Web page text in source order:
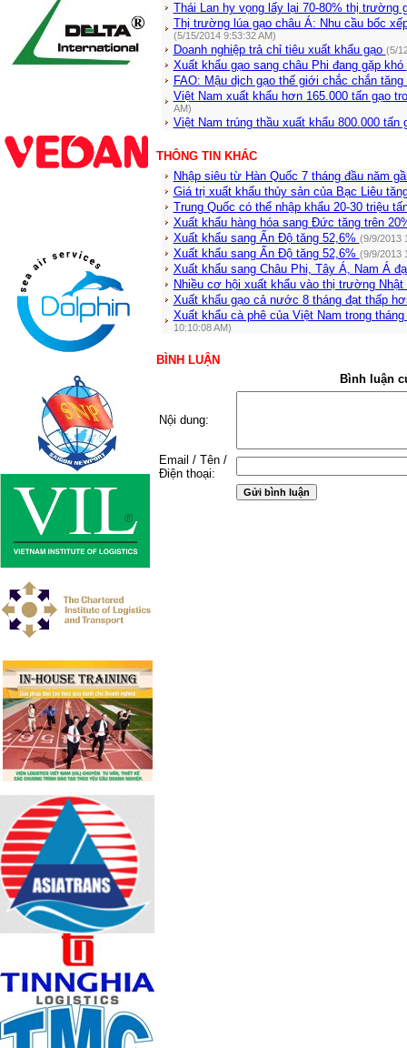
Thái Lan hy vọng lấy lại 70-80% thị trường
Thị trường lúa gạo châu Á: Nhu cầu bốc
(5/15/2014 9:53:32 AM)
Doanh nghiệp trả chỉ tiêu xuất khẩu gạo (5/
Xuất khẩu gạo sang châu Phi đang gặp khó
FAO: Mậu dịch gạo thế giới chắc chắn
Việt Nam xuất khẩu hơn 165.000 tấn gạo
AM)
Việt Nam trúng thầu xuất khẩu 800.000 tấn
THÔNG TIN KHÁC
Nhập siêu từ Hàn Quốc 7 tháng đầu năm
Giá trị xuất khẩu thủy sản của Bạc Liêu
Trung Quốc có thể nhập khẩu 20-30 triệu
Xuất khẩu hàng hóa sang Đức tăng trên
Xuất khẩu sang Ấn Độ tăng 52,6% (9/9/2013
Xuất khẩu sang Ấn Độ tăng 52,6% (9/9/2013
Xuất khẩu sang Châu Phi, Tây Á, Nam Á
Nhiều cơ hội xuất khẩu vào thị trường
Xuất khẩu gạo cả nước 8 tháng đạt thấp
Xuất khẩu cà phê của Việt Nam trong
10:10:08 AM)
BÌNH LUẬN
Bình luận
Nội dung:
Email / Tên /
Điện thoại: